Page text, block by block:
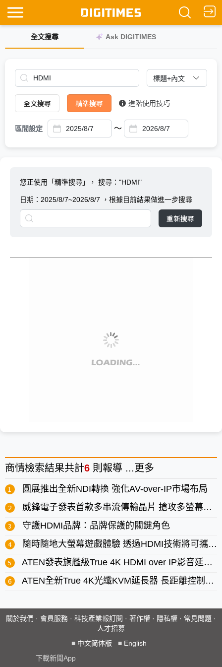
全文搜尋 Ask DIGITIMES
全文搜尋 精準搜尋 進階使用技巧
區間設定 ～
您正使用「精準搜尋」， 搜尋："HDMI"
日期： 2025/8/7~2026/8/7 ，根據目前結果做進一步搜尋
重新搜尋
商情檢索結果共計6 則報導 ... 更多
圓展推出全新NDI轉換 強化AV-over-IP市場布局
威鋒電子發表首款多串流傳輸晶片 搶攻多螢幕USB-C擴充底座市場
守護HDMI品牌：品牌保護的關鍵角色
隨時隨地大螢幕遊戲體驗 透過HDMI技術將可攜式主機連接至高畫質電視HDTV
ATEN發表旗艦級True 4K HDMI over IP影音延長器
ATEN全新True 4K光纖KVM延長器 長距離控制可達10公里
關於我們 · 會員服務 · 科技產業報訂閱 · 著作權 · 隱私權 · 常見問題 ·
人才招募
■ 中文简体版 ■ English
下載新聞App